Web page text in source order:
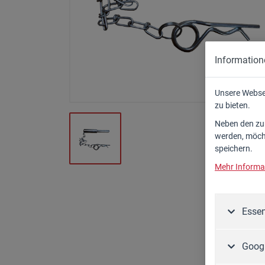
Zapfwellengeneratoren
Zubehör
Unsere
zu bieten.
Neben den
werden,
speichern.
Mehr